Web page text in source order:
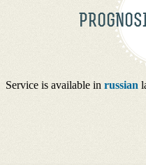
Service is available in russian